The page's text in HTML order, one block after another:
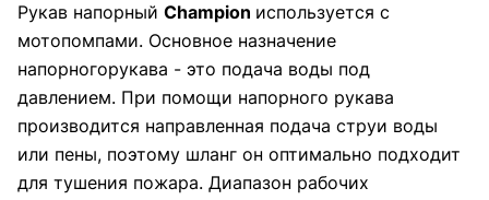
Рукав напорный Champion используется с
мотопомпами. Основное назначение
напорногорукава - это подача воды под
давлением. При помощи напорного рукава
производится направленная подача струи воды
или пены, поэтому шланг он оптимально подходит
для тушения пожара. Диапазон рабочих